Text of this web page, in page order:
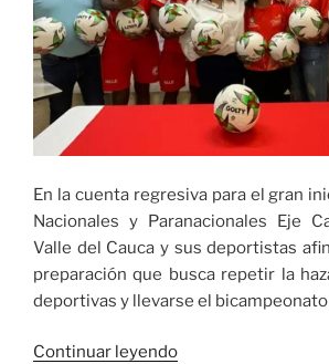
de
Cali
que
recibieron
zapatos
deportivos»
En la cuenta regresiva para el gran
Nacionales y Paranacionales Eje
Valle del Cauca y sus deportistas
preparación que busca repetir la
deportivas y llevarse el
Continuar leyendo«Dayra